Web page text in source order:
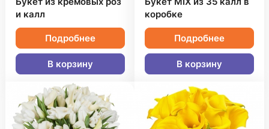
и калл
Подробнее
В корзину
коробке
Подробнее
В корзину